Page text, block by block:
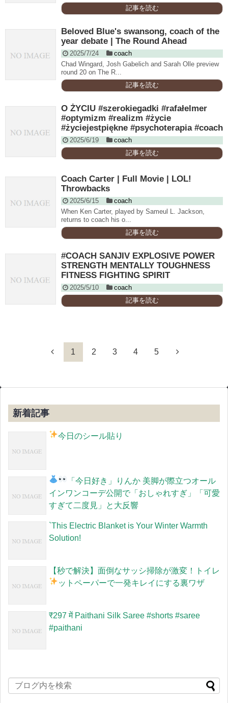
記事を読む
Beloved Blue's swansong, coach of the
year debate | The Round Ahead
2025/7/24
coach
Chad Wingard, Josh Gabelich and Sarah Olle preview
round 20 on The R...
記事を読む
O ŻYCIU #szerokiegadki #rafałelmer
#optymizm #realizm #życie
#życiejestpiękne #psychoterapia #coach
2025/6/19
coach
記事を読む
Coach Carter | Full Movie | LOL!
Throwbacks
2025/6/15
coach
When Ken Carter, played by Sameul L. Jackson,
returns to coach his o...
記事を読む
#COACH SANJIV EXPLOSIVE POWER
STRENGTH MENTALLY TOUGHNESS
FITNESS FIGHTING SPIRIT
2025/5/10
coach
記事を読む
1 2 3 4 5
新着記事
今日のシール貼り
「今日好き」りんか 美脚が際立つオール
インワンコーデ公開で「おしゃれすぎ」「可愛
すぎて二度見」と大反響
`This Electric Blanket is Your Winter Warmth
Solution!
【秒で解決】面倒なサッシ掃除が激変！トイレ
ットペーパーで一発キレイにする裏ワザ
​₹297 में Paithani Silk Saree #shorts #saree
#paithani